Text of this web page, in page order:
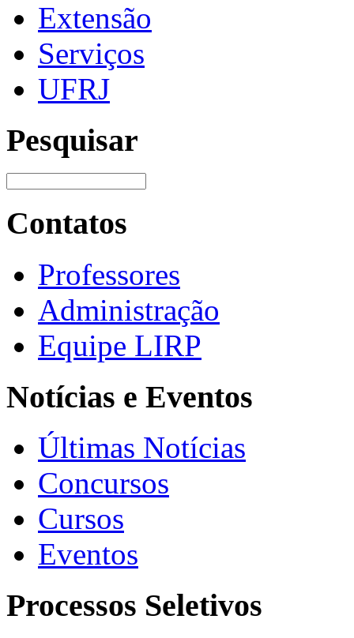
Extensão
Serviços
UFRJ
Pesquisar
Contatos
Professores
Administração
Equipe LIRP
Notícias e Eventos
Últimas Notícias
Concursos
Cursos
Eventos
Processos Seletivos